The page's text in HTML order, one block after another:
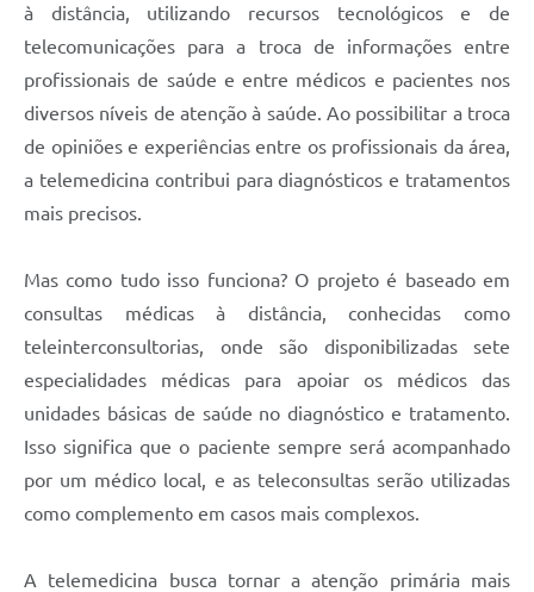
à distância, utilizando recursos tecnológicos e de
telecomunicações para a troca de informações entre
profissionais de saúde e entre médicos e pacientes nos
diversos níveis de atenção à saúde. Ao possibilitar a troca
de opiniões e experiências entre os profissionais da área,
a telemedicina contribui para diagnósticos e tratamentos
mais precisos.
Mas como tudo isso funciona? O projeto é baseado em
consultas médicas à distância, conhecidas como
teleinterconsultorias, onde são disponibilizadas sete
especialidades médicas para apoiar os médicos das
unidades básicas de saúde no diagnóstico e tratamento.
Isso significa que o paciente sempre será acompanhado
por um médico local, e as teleconsultas serão utilizadas
como complemento em casos mais complexos.
A telemedicina busca tornar a atenção primária mais